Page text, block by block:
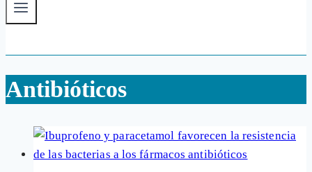
Antibióticos